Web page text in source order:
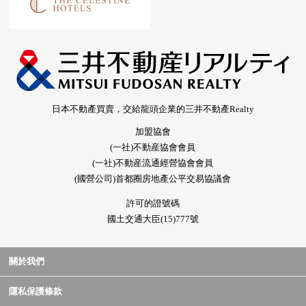
日本不動產買賣，交給龍頭企業的三井不動產Realty
加盟協會
(一社)不動産協會會員
(一社)不動産流通經營協會會員
(國營公司)首都圈房地產公平交易協議會
許可的證號碼
國土交通大臣(15)777號
關於我們
隱私保護條款